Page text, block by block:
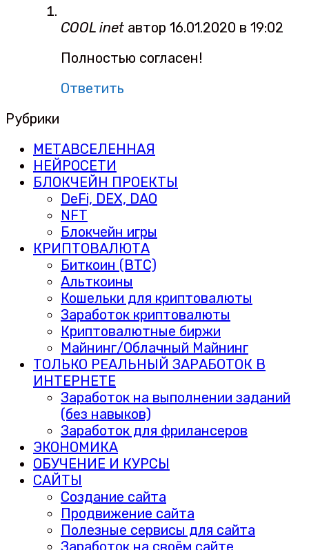
COOL inet автор 16.01.2020 в 19:02
Полностью согласен!
Ответить
Рубрики
МЕТАВСЕЛЕННАЯ
НЕЙРОСЕТИ
БЛОКЧЕЙН ПРОЕКТЫ
DeFi, DEX, DAO
NFT
Блокчейн игры
КРИПТОВАЛЮТА
Биткоин (BTC)
Альткоины
Кошельки для криптовалюты
Заработок криптовалюты
Криптовалютные биржи
Майнинг/Облачный Майнинг
ТОЛЬКО РЕАЛЬНЫЙ ЗАРАБОТОК В
ИНТЕРНЕТЕ
Заработок на выполнении заданий
(без навыков)
Заработок для фрилансеров
ЭКОНОМИКА
ОБУЧЕНИЕ И КУРСЫ
САЙТЫ
Создание сайта
Продвижение сайта
Полезные сервисы для сайта
Заработок на своём сайте